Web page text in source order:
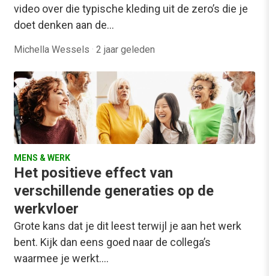
video over die typische kleding uit de zero’s die je
doet denken aan de…
Michella Wessels · 2 jaar geleden
MENS & WERK
Het positieve effect van
verschillende generaties op de
werkvloer
Grote kans dat je dit leest terwijl je aan het werk
bent. Kijk dan eens goed naar de collega’s
waarmee je werkt.…